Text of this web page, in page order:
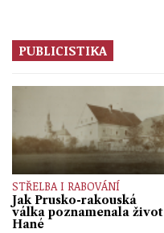
PUBLICISTIKA
STŘELBA I RABOVÁNÍ
Jak Prusko-rakouská
válka poznamenala život
Hané